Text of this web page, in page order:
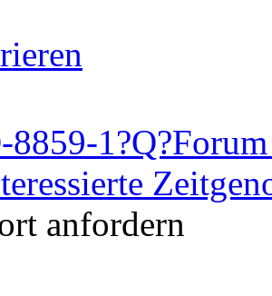
8859-
anfordern